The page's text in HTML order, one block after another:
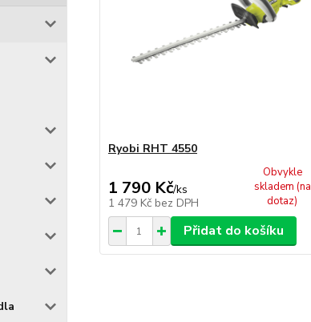
Ryobi RHT 4550
1 790 Kč/ks
1 479 Kč bez DPH
Obvykle
skladem (na
dotaz)
Přidat do košíku